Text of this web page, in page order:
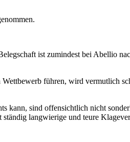
ist zumindest bei Abellio
führen, wird vermutlich
kann, sind offensichtlich nicht
langwierige und teure